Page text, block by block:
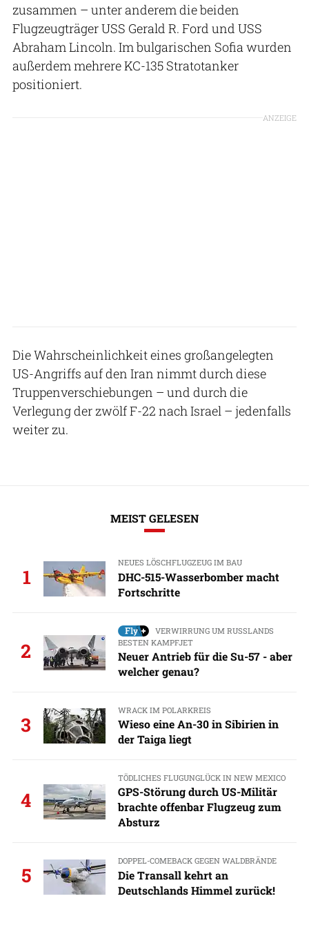
zusammen – unter anderem die beiden
Flugzeugträger USS Gerald R. Ford und USS
Abraham Lincoln. Im bulgarischen Sofia wurden
außerdem mehrere KC-135 Stratotanker
positioniert.
ANZEIGE
Die Wahrscheinlichkeit eines großangelegten
US-Angriffs auf den Iran nimmt durch diese
Truppenverschiebungen – und durch die
Verlegung der zwölf F-22 nach Israel – jedenfalls
weiter zu.
MEIST GELESEN
1
NEUES LÖSCHFLUGZEUG IM BAU
DHC-515-Wasserbomber macht
Fortschritte
2
VERWIRRUNG UM RUSSLANDS
BESTEN KAMPFJET
Neuer Antrieb für die Su-57 - aber
welcher genau?
3
WRACK IM POLARKREIS
Wieso eine An-30 in Sibirien in
der Taiga liegt
4
TÖDLICHES FLUGUNGLÜCK IN NEW MEXICO
GPS-Störung durch US-Militär
brachte offenbar Flugzeug zum
Absturz
5
DOPPEL-COMEBACK GEGEN WALDBRÄNDE
Die Transall kehrt an
Deutschlands Himmel zurück!